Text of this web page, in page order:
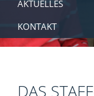
AKTUELLES
KONTAKT
DAS